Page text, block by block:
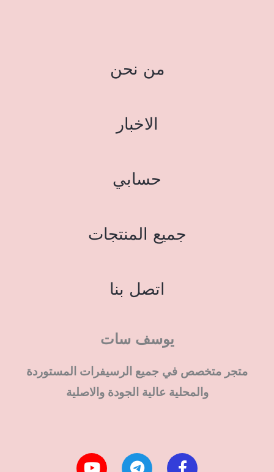
من نحن
الاخبار
حسابي
جميع المنتجات
اتصل بنا
يوسف سات
متجر متخصص في جميع الرسيفرات المستوردة
والمحلية عالية الجودة والاصلية